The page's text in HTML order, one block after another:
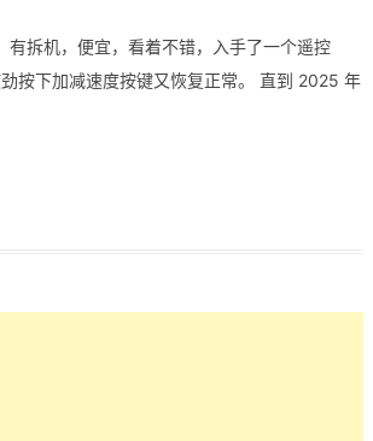
拆机，便宜，看着不错，入手了一个遥控
按下加减速度按键又恢复正常。 直到 2025 年